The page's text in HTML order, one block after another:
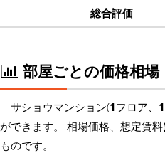
総合評価
部屋ごとの価格相場
サショウマンション(1フロア、 1
ができます。 相場価格、想定賃
ものです。